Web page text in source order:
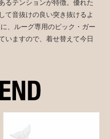
て音抜けの良い突き抜けるよ
、ルーグ専用のピック・ガー
いますので、着せ替えて今日